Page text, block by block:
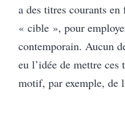
a des titres courants en
« cible », pour
contemporain. Aucun
eu l’idée de mettre
motif, par exemple, de